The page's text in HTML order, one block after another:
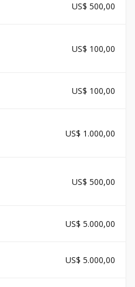
US$ 500,00
US$ 100,00
US$ 100,00
US$ 1.000,00
US$ 500,00
US$ 5.000,00
US$ 5.000,00